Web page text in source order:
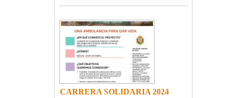
CARRERA SOLIDARIA 2024